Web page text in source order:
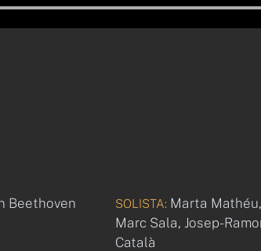
Beethoven SOLISTA: Marta
Marc Sala, Josep-
Català